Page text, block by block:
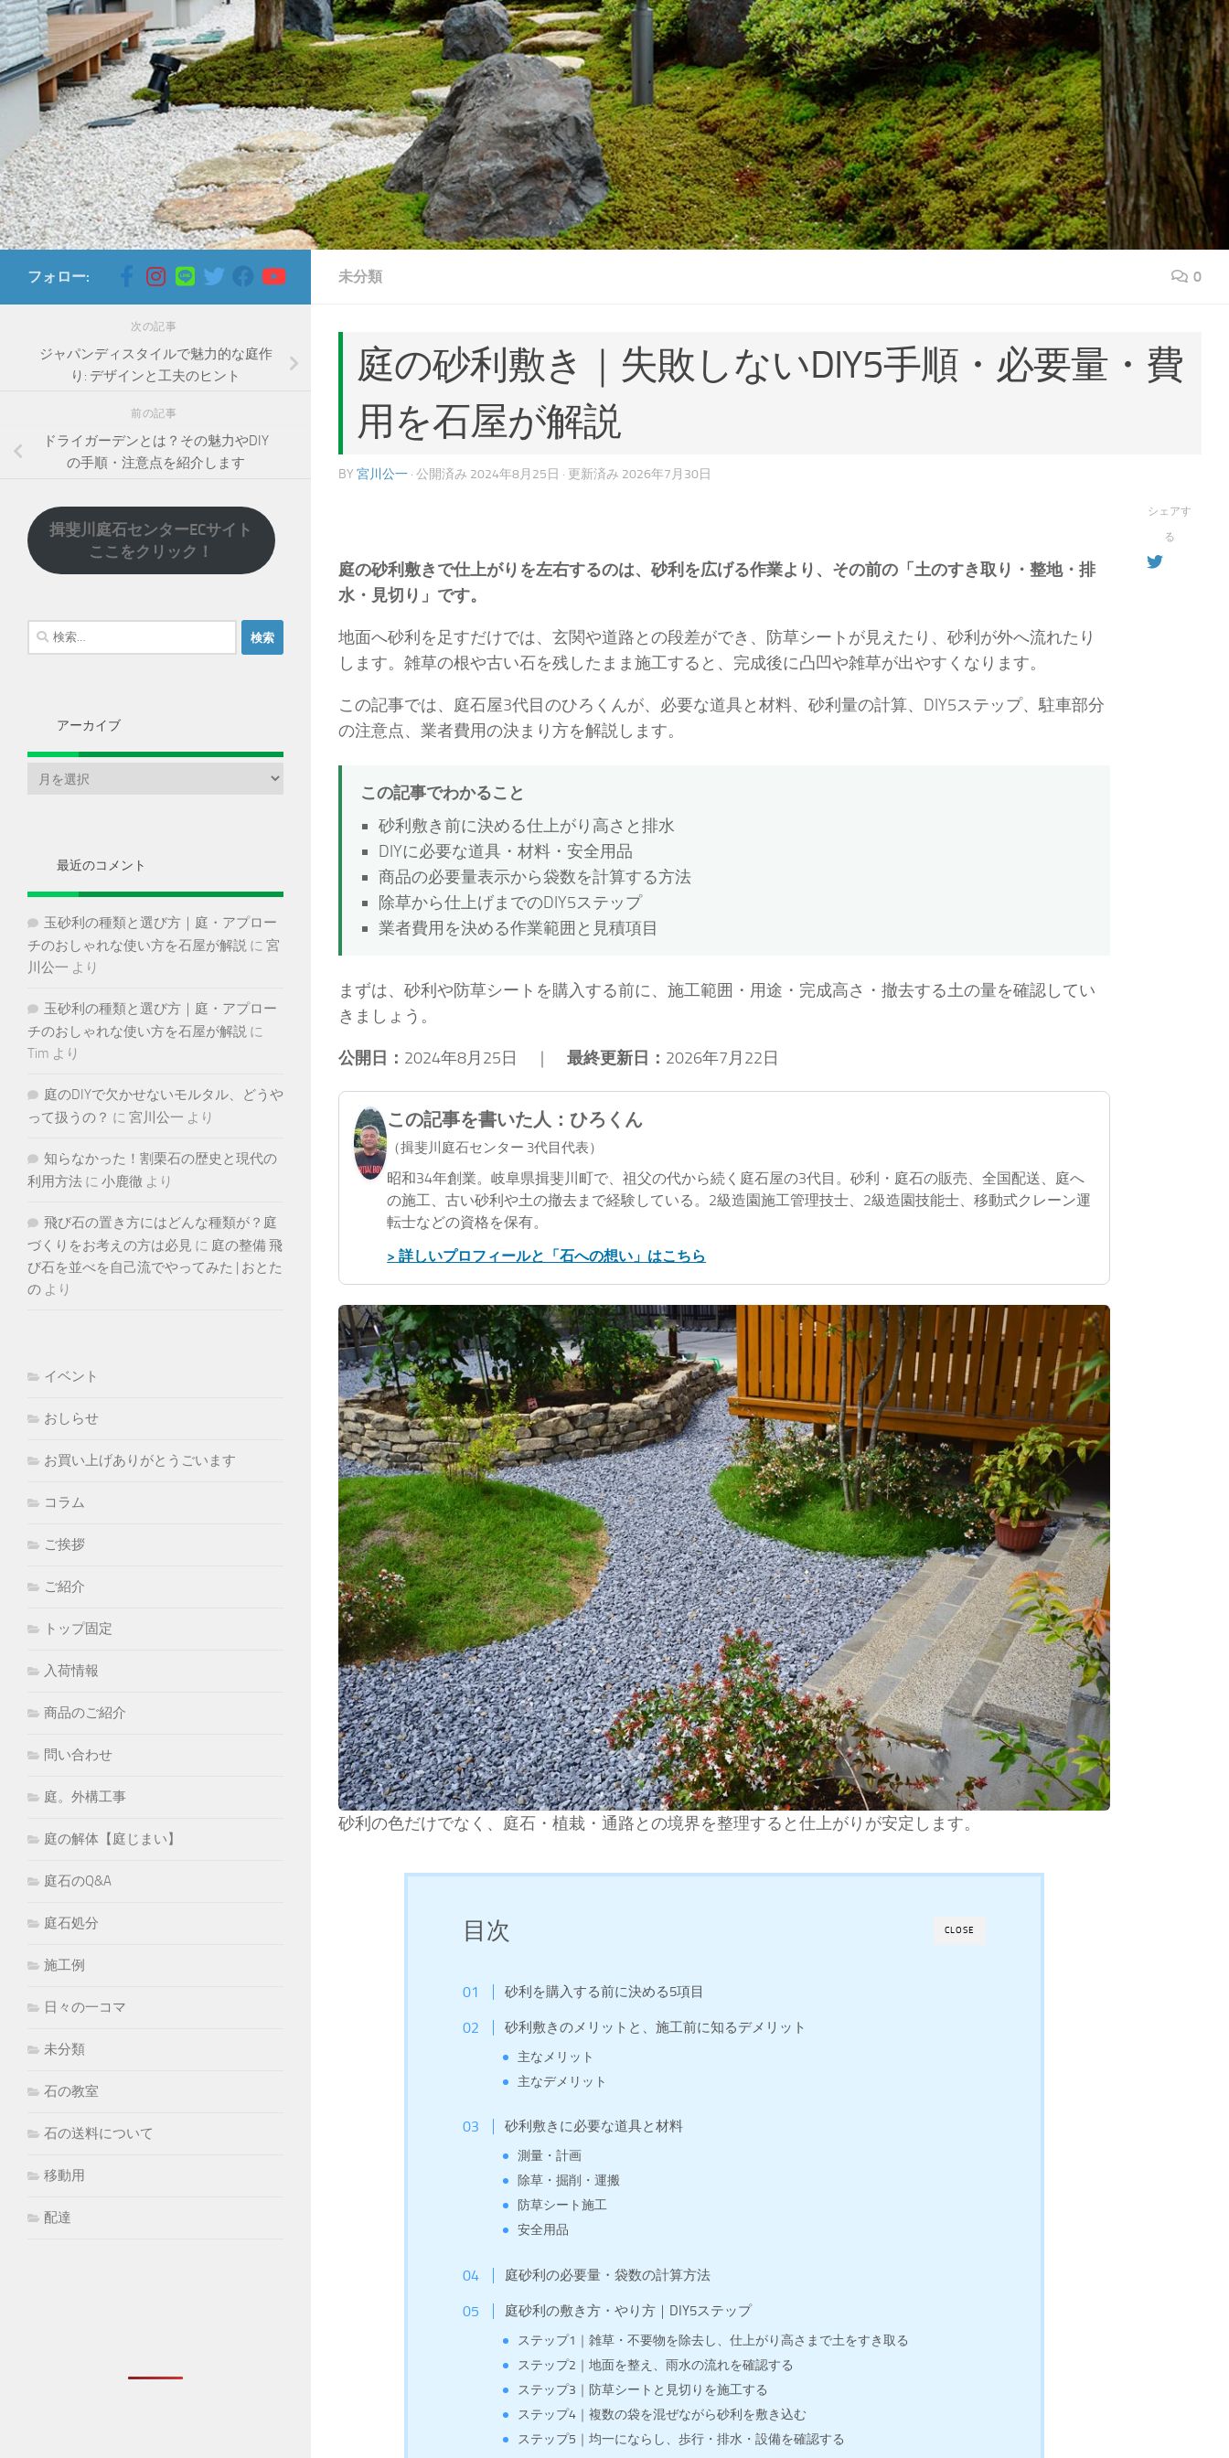
コンテンツへスキップ
未分類 0
庭の砂利敷き｜失敗しないDIY5手順・必要量・費
用を石屋が解説
BY 宮川公一 · 公開済み 2024年8月25日 · 更新済み 2026年7月30日
庭の砂利敷きで仕上がりを左右するのは、砂利を広げる作業より、その前の「土のすき取り・整地・排
水・見切り」です。
地面へ砂利を足すだけでは、玄関や道路との段差ができ、防草シートが見えたり、砂利が外へ流れたり
します。雑草の根や古い石を残したまま施工すると、完成後に凸凹や雑草が出やすくなります。
この記事では、庭石屋3代目のひろくんが、必要な道具と材料、砂利量の計算、DIY5ステップ、駐車部分
の注意点、業者費用の決まり方を解説します。
この記事でわかること
砂利敷き前に決める仕上がり高さと排水
DIYに必要な道具・材料・安全用品
商品の必要量表示から袋数を計算する方法
除草から仕上げまでのDIY5ステップ
業者費用を決める作業範囲と見積項目
まずは、砂利や防草シートを購入する前に、施工範囲・用途・完成高さ・撤去する土の量を確認してい
きましょう。
公開日： 2024年8月25日 ｜ 最終更新日： 2026年7月22日
この記事を書いた人：ひろくん
（揖斐川庭石センター 3代目代表）
昭和34年創業。岐阜県揖斐川町で、祖父の代から続く庭石屋の3代目。砂利・庭石の販売、全国配送、庭へ
の施工、古い砂利や土の撤去まで経験している。2級造園施工管理技士、2級造園技能士、移動式クレーン運
転士などの資格を保有。
> 詳しいプロフィールと「石への想い」はこちら
砂利の色だけでなく、庭石・植栽・通路との境界を整理すると仕上がりが安定します。
CLOSE
目次
砂利を購入する前に決める5項目
砂利敷きのメリットと、施工前に知るデメリット
主なメリット
主なデメリット
砂利敷きに必要な道具と材料
測量・計画
除草・掘削・運搬
防草シート施工
安全用品
庭砂利の必要量・袋数の計算方法
庭砂利の敷き方・やり方｜DIY5ステップ
ステップ1｜雑草・不要物を除去し、仕上がり高さまで土をすき取る
ステップ2｜地面を整え、雨水の流れを確認する
ステップ3｜防草シートと見切りを施工する
ステップ4｜複数の袋を混ぜながら砂利を敷き込む
ステップ5｜均一にならし、歩行・排水・設備を確認する
シェアす
る
フォロー:
次の記事
ジャパンディスタイルで魅力的な庭作
り: デザインと工夫のヒント
前の記事
ドライガーデンとは？その魅力やDIY
の手順・注意点を紹介します
揖斐川庭石センターECサイト
ここをクリック！
検
索:
アーカイブ
最近のコメント
玉砂利の種類と選び方｜庭・アプロー
チのおしゃれな使い方を石屋が解説 に 宮
川公一 より
玉砂利の種類と選び方｜庭・アプロー
チのおしゃれな使い方を石屋が解説 に
Tim より
庭のDIYで欠かせないモルタル、どうや
って扱うの？ に 宮川公一 より
知らなかった！割栗石の歴史と現代の
利用方法 に 小鹿徹 より
飛び石の置き方にはどんな種類が？庭
づくりをお考えの方は必見 に 庭の整備 飛
び石を並べを自己流でやってみた | おとた
の より
イベント
おしらせ
お買い上げありがとうごいます
コラム
ご挨拶
ご紹介
トップ固定
入荷情報
商品のご紹介
問い合わせ
庭。外構工事
庭の解体【庭じまい】
庭石のQ&A
庭石処分
施工例
日々の一コマ
未分類
石の教室
石の送料について
移動用
配達